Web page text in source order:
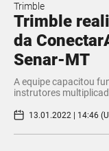
Trimble
Trimble
da
Senar-MT
A equipe capacitou
instrutores
13.01.2022 | 14:46